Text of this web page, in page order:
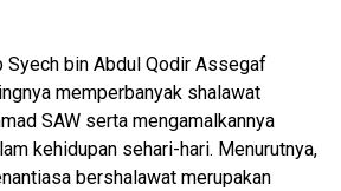
Syech bin Abdul Qodir Assegaf
memperbanyak shalawat
SAW serta mengamalkannya
kehidupan sehari-hari. Menurutnya,
bershalawat merupakan